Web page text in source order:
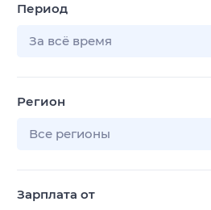
ТВ-программа
Период
За всё время
Регион
Все регионы
Зарплата от